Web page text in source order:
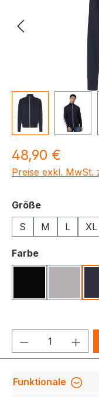
Regulärer Preis:
48,90 €
Preise exkl. MwSt.
Größeauswählen
S
M L XL
Farbeauswählen
Produkt
Produktnummer:
Funktionale